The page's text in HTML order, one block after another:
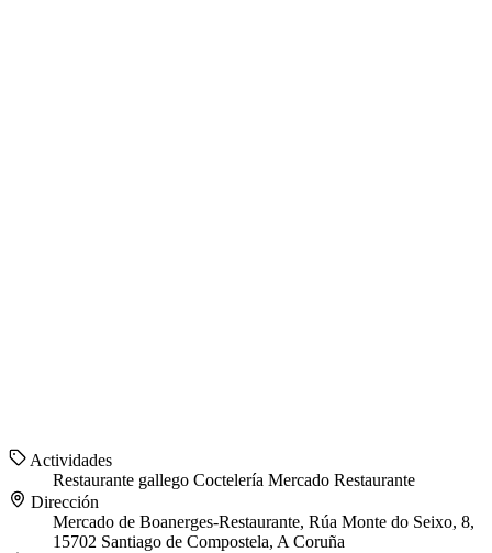
Actividades
Restaurante gallego Coctelería Mercado Restaurante
Dirección
Mercado de Boanerges-Restaurante, Rúa Monte do Seixo, 8,
15702 Santiago de Compostela, A Coruña